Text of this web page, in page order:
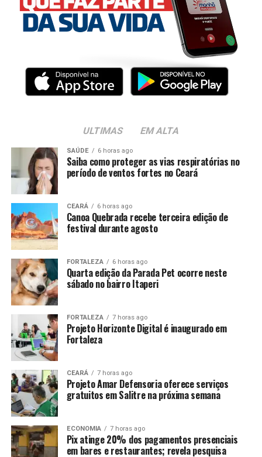
ULTIMAS EM ALTA
SAÚDE 6 horas ago
Saiba como proteger as vias respiratórias no
período de ventos fortes no Ceará
CEARÁ 6 horas ago
Canoa Quebrada recebe terceira edição de
festival durante agosto
FORTALEZA 6 horas ago
Quarta edição da Parada Pet ocorre neste
sábado no bairro Itaperi
FORTALEZA 7 horas ago
Projeto Horizonte Digital é inaugurado em
Fortaleza
CEARÁ 7 horas ago
Projeto Amar Defensoria oferece serviços
gratuitos em Salitre na próxima semana
ECONOMIA 7 horas ago
Pix atinge 20% dos pagamentos presenciais
em bares e restaurantes; revela pesquisa